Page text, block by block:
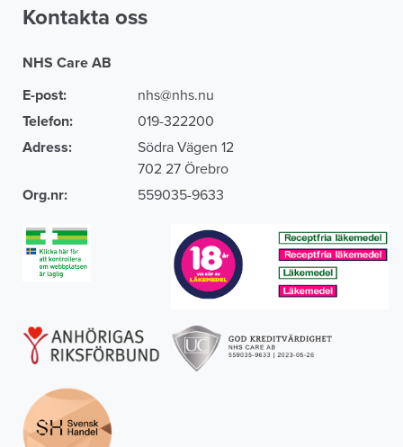
Kontakta oss
NHS Care AB
E-post:
nhs@nhs.nu
Telefon:
019-322200
Adress:
Södra Vägen 12
702 27 Örebro
Org.nr:
559035-9633